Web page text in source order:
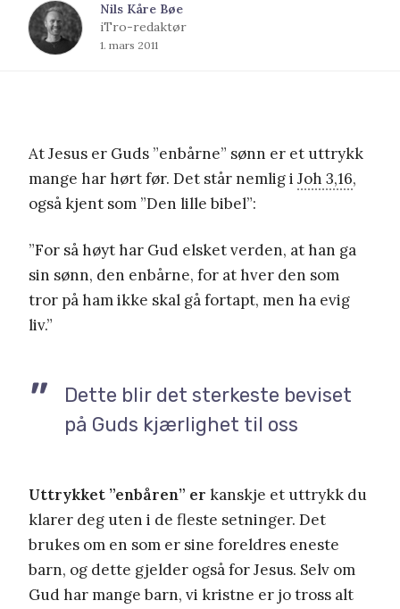
Nils Kåre Bøe
iTro-redaktør
1. mars 2011
At Jesus er Guds ”enbårne” sønn er et uttrykk
mange har hørt før. Det står nemlig i Joh 3,16,
også kjent som ”Den lille bibel”:
”For så høyt har Gud elsket verden, at han ga
sin sønn, den enbårne, for at hver den som
tror på ham ikke skal gå fortapt, men ha evig
liv.”
Dette blir det sterkeste beviset
på Guds kjærlighet til oss
Uttrykket ”enbåren” er kanskje et uttrykk du
klarer deg uten i de fleste setninger. Det
brukes om en som er sine foreldres eneste
barn, og dette gjelder også for Jesus. Selv om
Gud har mange barn, vi kristne er jo tross alt